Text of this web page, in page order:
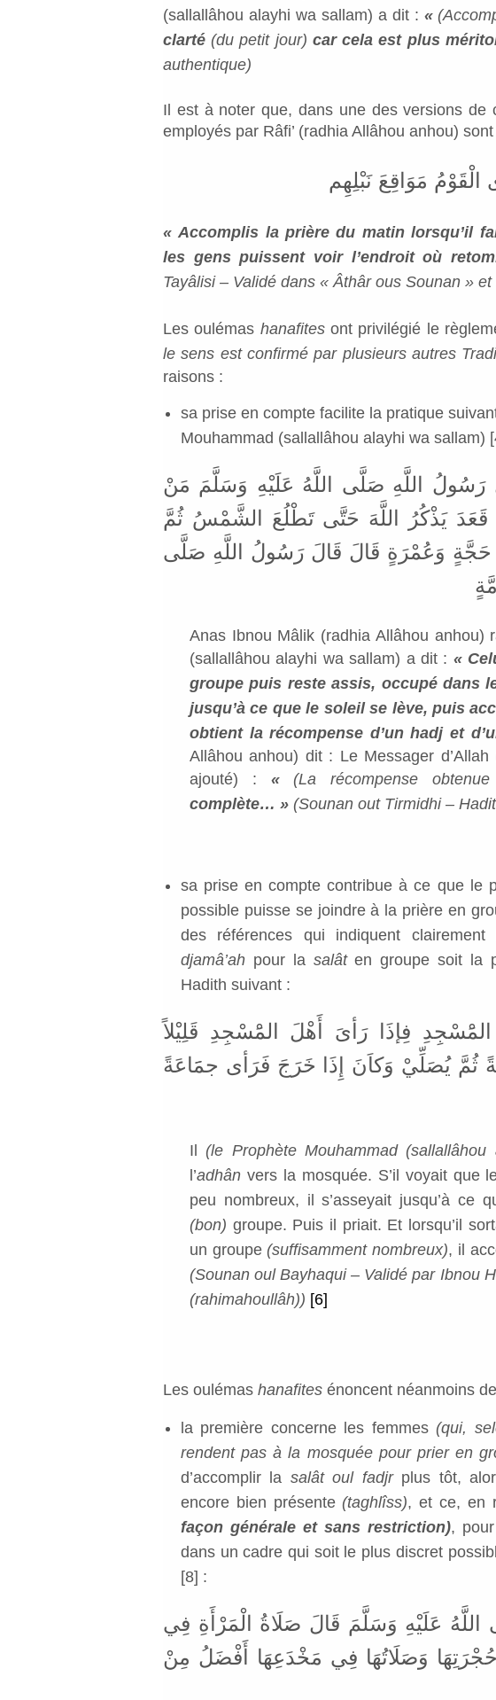
(sallallâhou alayhi wa sallam) a dit : «
clarté (du petit jour) car cela est plus
authentique)
Il est à noter que, dans une des versions de
employés par Râfi’ (radhia Allâhou anhou)
مَوَاقِعَ نَبْلِهِم
« Accomplis la prière du matin lorsqu’il
les gens puissent voir l’endroit où
Tayâlisi – Validé dans « Âthâr ous Sounan »
Les oulémas hanafitesont privilégié le
le sens est confirmé par plusieurs autres
raisons :
sa prise en compte facilite la pratique
Mouhammad (sallallâhou alayhi wa sallam)
اللَّهِ صَلَّى اللَّهُ عَلَيْهِ وَسَلَّمَ مَنْ
يَذْكُرُ اللَّهَ حَتَّى تَطْلُعَ الشَّمْسُ ثُمَّ
حَجَّةٍ وَعُمْرَةٍ قَالَ قَالَ رَسُولُ اللَّهِ صَلَّى
Anas Ibnou Mâlik (radhia Allâhou anhou)
(sallallâhou alayhi wa sallam) a dit : «
groupe puis reste assis, occupé dans
jusqu’à ce que le soleil se lève, puis
obtient la récompense d’un hadj et
Allâhou anhou) dit : Le Messager
ajouté) : «(La récompense
complète… » (Sounan out Tirmidhi –
sa prise en compte contribue à ce que le
possible puisse se joindre à la prière en
des références qui indiquent
djamâ’ah pour la salâten groupe soit la
Hadith suivant :
فِإذَا رَأىَ أَهْلَ المَْسْجِدِ قَلِيْلاً
يُصَلِّيْ وَكاَنَ إِذَا خَرَجَ فَرَأى جمََاعَةً
Il(le Prophète Mouhammad (sallallâhou
l’adhân vers la mosquée. S’il voyait que
peu nombreux, il s’asseyait jusqu’à ce
(bon) groupe. Puis il priait. Et lorsqu’il
un groupe(suffisamment nombreux), il
(Sounan oul Bayhaqui – Validé par Ibnou
(rahimahoullâh)) [6]
Les oulémas hanafites énoncent néanmoins
la première concerne les femmes(qui,
rendent pas à la mosquée pour prier en
d’accomplir la salât oul fadjrplus tôt,
encore bien présente(taghlîss), et ce, en
façon générale et sans restriction),
dans un cadre qui soit le plus discret
[8] :
عَلَيْهِ وَسَلَّمَ قَالَ صَلَاةُ الْمَرْأَةِ فِي
وَصَلَاتُهَا فِي مَخْدَعِهَا أَفْضَلُ مِنْ